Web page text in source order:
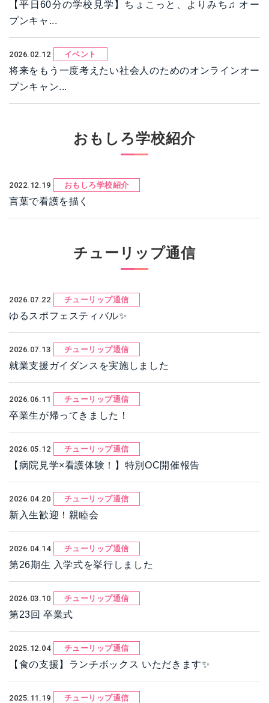
【平日60分の学校見学】ちょこっと、よりみち♫ オー
プンキャ...
2026.02.12 イベント
将来をもう一度考えたい社会人のためのオンラインオー
プンキャン...
おもしろ学校紹介
2022.12.19 おもしろ学校紹介
言葉で看護を描く
チューリップ通信
2026.07.22 チューリップ通信
ゆるスポフェスティバル✨
2026.07.13 チューリップ通信
就業支援ガイダンスを実施しました
2026.06.11 チューリップ通信
卒業生が帰ってきました！
2026.05.12 チューリップ通信
【病院見学×看護体験！】特別OC開催報告
2026.04.20 チューリップ通信
新入生歓迎！親睦会
2026.04.14 チューリップ通信
第26期生 入学式を挙行しました
2026.03.10 チューリップ通信
第23回 卒業式
2025.12.04 チューリップ通信
【食の支援】ランチボックス いただきます✨
2025.11.19 チューリップ通信